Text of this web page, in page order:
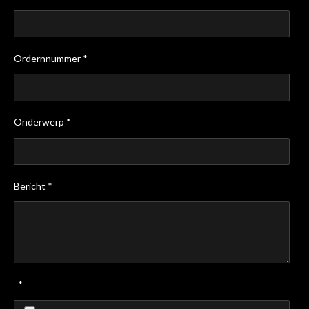
Ordernnummer *
Onderwerp *
Bericht *
*